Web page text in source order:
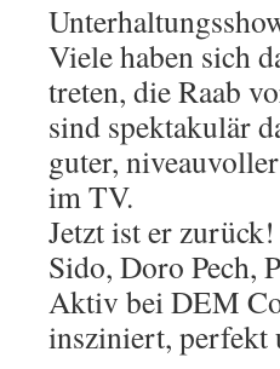
Viele haben sich
treten, die Raab
sind spektakulär
guter,
im TV.
Jetzt ist er
Sido, Doro Pech,
Aktiv bei DEM
insziniert, perfekt